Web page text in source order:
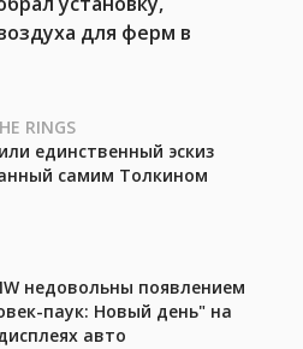
для ферм в
RINGS
единственный эскиз
самим Толкином
недовольны появлением
паук: Новый день" на
авто